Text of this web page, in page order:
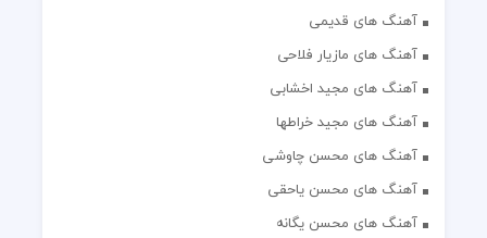
آهنگ های قدیمی
آهنگ های مازیار فلاحی
آهنگ های مجید اخشابی
آهنگ های مجید خراطها
آهنگ های محسن چاوشی
آهنگ های محسن یاحقی
آهنگ های محسن یگانه